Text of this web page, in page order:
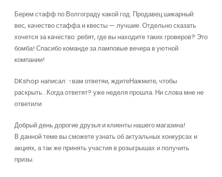
Берем стафф по Волгограду какой год. Продавец шикарный:
вес, качество стаффа и квесты — лучшие. Отдельно сказать
хочется за качество: ребят, где вы находите таких гроверов? Это
бомба! Спасибо команде за ламповые вечера в уютной
компании!
DKshop написал: ↑вам ответяи, ждитеНажмите, чтобы
раскрыть…Когда ответят? уже неделя прошла. Ни слова мне не
ответили
Добрый день дорогие друзья и клиенты нашего магазина!
В данной теме вы сможете узнать об актуальных конкурсах и
акциях, а так же принять участия в розыгрышах и получить
призы.